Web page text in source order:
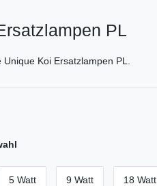
PL
Unique Koi Ersatzlampen PL.
5 Watt 9 Watt 18 Watt